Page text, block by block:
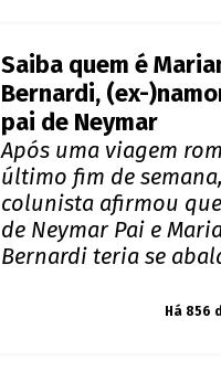
Saiba quem é
Bernardi, (ex-
pai de Neymar
Após uma viagem
último fim de
colunista afirmou
de Neymar Pai e
Bernardi teria se
Há 856